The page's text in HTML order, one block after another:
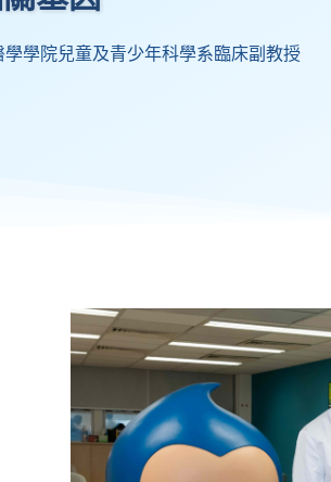
學院兒童及青少年科學系臨床副教授